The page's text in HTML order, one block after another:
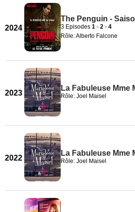
2024
The Penguin -
3 Episodes 1 - 2 - 4
Rôle: Alberto Falcone
2023
La Fabuleuse Mme
Rôle: Joel Maisel
2022
La Fabuleuse Mme
Rôle: Joel Maisel